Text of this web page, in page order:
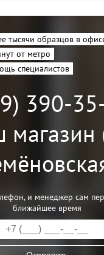
тысячи образцов в
от метро
специалистов
390-
магазин
и менеджер сам
ближайшее время